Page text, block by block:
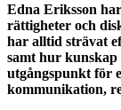
Edna Eriksson
rättigheter och
har alltid strävat
samt hur kunskap
utgångspunkt för
kommunikation,